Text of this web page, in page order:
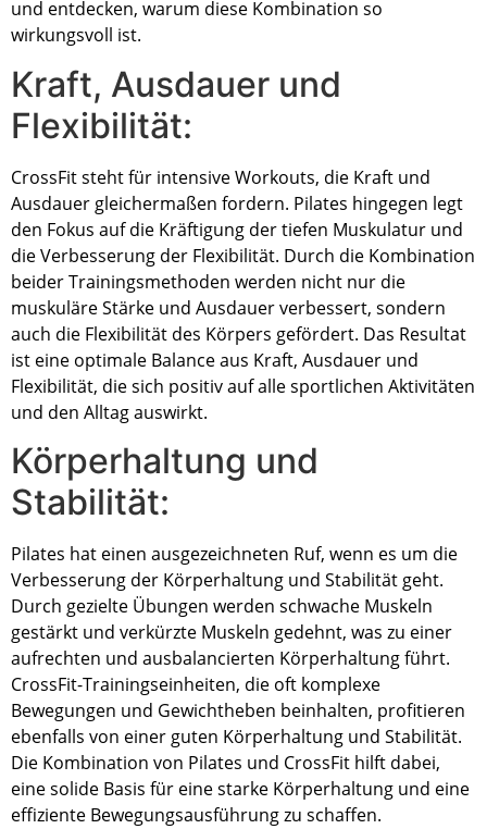
und entdecken, warum diese Kombination so
wirkungsvoll ist.
Kraft, Ausdauer und
Flexibilität:
CrossFit steht für intensive Workouts, die Kraft und
Ausdauer gleichermaßen fordern. Pilates hingegen legt
den Fokus auf die Kräftigung der tiefen Muskulatur und
die Verbesserung der Flexibilität. Durch die Kombination
beider Trainingsmethoden werden nicht nur die
muskuläre Stärke und Ausdauer verbessert, sondern
auch die Flexibilität des Körpers gefördert. Das Resultat
ist eine optimale Balance aus Kraft, Ausdauer und
Flexibilität, die sich positiv auf alle sportlichen Aktivitäten
und den Alltag auswirkt.
Körperhaltung und
Stabilität:
Pilates hat einen ausgezeichneten Ruf, wenn es um die
Verbesserung der Körperhaltung und Stabilität geht.
Durch gezielte Übungen werden schwache Muskeln
gestärkt und verkürzte Muskeln gedehnt, was zu einer
aufrechten und ausbalancierten Körperhaltung führt.
CrossFit-Trainingseinheiten, die oft komplexe
Bewegungen und Gewichtheben beinhalten, profitieren
ebenfalls von einer guten Körperhaltung und Stabilität.
Die Kombination von Pilates und CrossFit hilft dabei,
eine solide Basis für eine starke Körperhaltung und eine
effiziente Bewegungsausführung zu schaffen.